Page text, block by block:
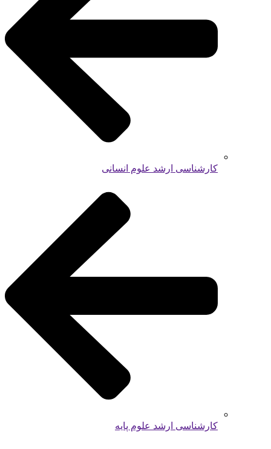
کارشناسی ارشد علوم انسانی
کارشناسی ارشد علوم پایه